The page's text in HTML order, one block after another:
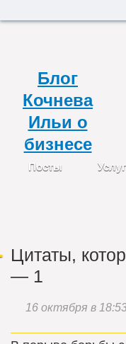
Цитаты,
— 1
16 октября в
Блог
Кочнева
Ильи о
бизнесе
Посты